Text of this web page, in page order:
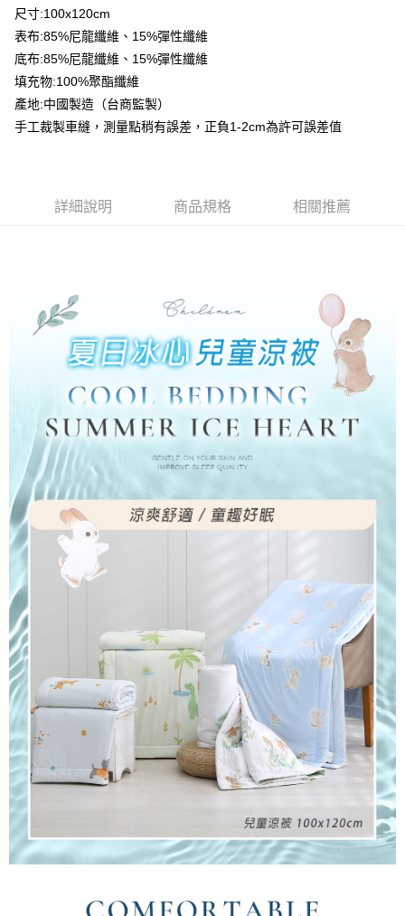
AFTEE先享後付是「在收到商品之後才付款」的支付方式。 讓您購物簡單
便利好安心！
１．簡單：不需註冊會員、不需綁卡、不需儲值。
２．便利：只要手機號碼，簡訊認證，即可結帳。
３．安心：先確認商品／服務後，再付款。
１．於結帳方式選擇「AFTEE先享後付」後，將跳轉至「AFTEE先享後付」
ATM／網路銀行／等多元方式進行付款，方視為交易完成。
※ 請注意：結帳手續完成當下不需立刻繳費，但若您需要取消訂單，請聯絡
客戶支援中心」
https://netprotections.freshdesk.com/support/home
【注意事項】
１．透過由恩沛科技股份有限公司提供之「AFTEE先享後付」服務完成之交
易，需依本服務之必要範圍內提供個人資料，並將交易相關給付款項請求債
２．關於個人資料處理事宜，請瀏覽以下網址：
３．未成年的使用者請事先徵得法定代理人或監護人之同意方可使用
「AFTEE先享後付」，若未經同意申辦者引起之損失，本公司不負相關責
任。
４．使用「AFTEE先享後付」時，將依據個別帳號之用戶狀況，依本公司即
時審查核予不同之上限額度；若仍有額度不足之情形，本公司將視審查結果
請求用戶進行身份認證。
５．嚴禁一人註冊多個帳號或使用他人資訊註冊。若發現惡意使用之情形，
恩沛科技股份有限公司將有權停止該用戶之使用額度並採取法律行動。
ATM付款
運送方式
全家取貨付款
免運費
7-11取貨付款
宅配
每筆NT$100，滿NT$499(含以上)免運費
每筆NT$100，滿NT$499(含以上)免運費
尺寸:100x120cm
表布:85%尼龍纖維、15%彈性纖維
底布:85%尼龍纖維、15%彈性纖維
填充物:100%聚酯纖維
產地:中國製造（台商監製）
手工裁製車縫，測量點稍有誤差，正負1-2cm為許可誤差值
詳細說明 商品規格 相關推薦